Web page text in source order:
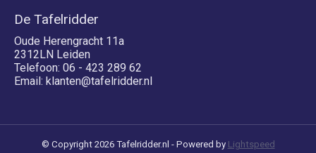
De Tafelridder
Oude Herengracht 11a
2312LN Leiden
Telefoon: 06 - 423 289 62
Email: klanten@tafelridder.nl
© Copyright 2026 Tafelridder.nl - Powered by Lightspeed